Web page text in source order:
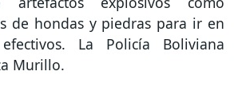
de hondas y piedras para ir en
La Policía Boliviana
Murillo.